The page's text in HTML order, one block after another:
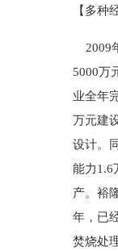
【多种
2009
5000万
业全年
万元建
设计。
能力1.6
产。裕
年，已
焚烧处